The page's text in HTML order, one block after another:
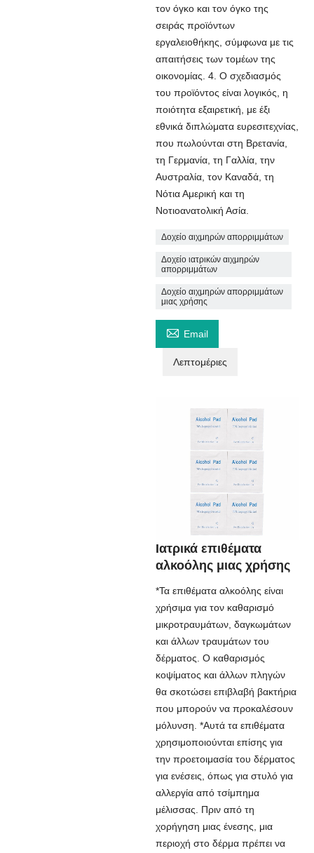
τον όγκο και τον όγκο της
σειράς προϊόντων
εργαλειοθήκης, σύμφωνα με τις
απαιτήσεις των τομέων της
οικονομίας. 4. Ο σχεδιασμός
του προϊόντος είναι λογικός, η
ποιότητα εξαιρετική, με έξι
εθνικά διπλώματα ευρεσιτεχνίας,
που πωλούνται στη Βρετανία,
τη Γερμανία, τη Γαλλία, την
Αυστραλία, τον Καναδά, τη
Νότια Αμερική και τη
Νοτιοανατολική Ασία.
Δοχείο αιχμηρών απορριμμάτων
Δοχείο ιατρικών αιχμηρών
απορριμμάτων
Δοχείο αιχμηρών απορριμμάτων
μιας χρήσης
 Email
Λεπτομέριες
Ιατρικά επιθέματα
αλκοόλης μιας χρήσης
*Τα επιθέματα αλκοόλης είναι
χρήσιμα για τον καθαρισμό
μικροτραυμάτων, δαγκωμάτων
και άλλων τραυμάτων του
δέρματος. Ο καθαρισμός
κοψίματος και άλλων πληγών
θα σκοτώσει επιβλαβή βακτήρια
που μπορούν να προκαλέσουν
μόλυνση. *Αυτά τα επιθέματα
χρησιμοποιούνται επίσης για
την προετοιμασία του δέρματος
για ενέσεις, όπως για στυλό για
αλλεργία από τσίμπημα
μέλισσας. Πριν από τη
χορήγηση μιας ένεσης, μια
περιοχή στο δέρμα πρέπει να